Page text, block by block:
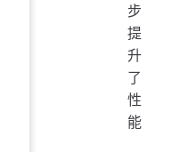
步
提
升
了
性
能